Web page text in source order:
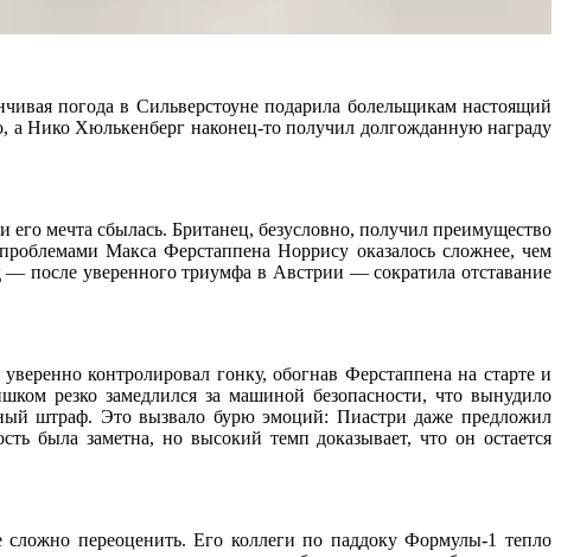
погода в Сильверстоуне подарила болельщикам настоящий
а Нико Хюлькенберг наконец-то получил долгожданную награду
мечта сбылась. Британец, безусловно, получил преимущество
Макса Ферстаппена Норрису оказалось сложнее, чем
после уверенного триумфа в Австрии — сократила отставание
контролировал гонку, обогнав Ферстаппена на старте и
резко замедлился за машиной безопасности, что вынудило
штраф. Это вызвало бурю эмоций: Пиастри даже предложил
была заметна, но высокий темп доказывает, что он остается
переоценить. Его коллеги по паддоку Формулы-1 тепло